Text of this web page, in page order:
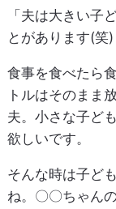
「夫は大きい子
とがあります(笑)
食事を食べたら
トルはそのまま
夫。小さな子ど
欲しいです。
そんな時は子ど
ね。〇〇ちゃん